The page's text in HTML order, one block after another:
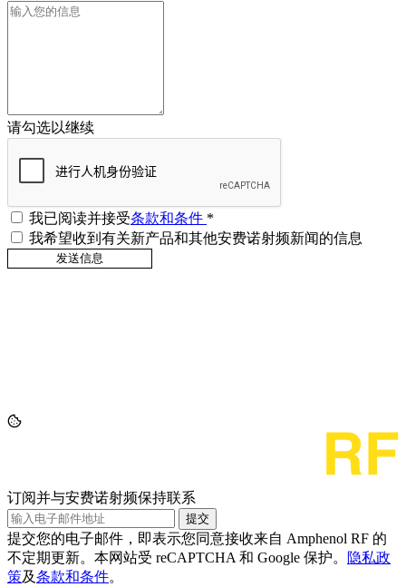
请勾选以继续
我已阅读并接受条款和条件 *
我希望收到有关新产品和其他安费诺射频新闻的信息
订阅并与安费诺射频保持联系
提交
提交您的电子邮件，即表示您同意接收来自 Amphenol RF 的
不定期更新。本网站受 reCAPTCHA 和 Google 保护。
隐私政
策及条款和条件。